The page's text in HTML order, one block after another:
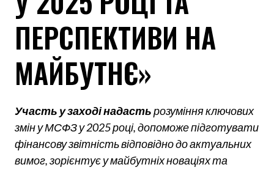
ПЕРСПЕКТИВИ НА
МАЙБУТНЄ»
Участь у заході надастьрозуміння ключових
змін у МСФЗ у 2025 році, допоможе підготувати
фінансову звітність відповідно до актуальних
вимог, зорієнтує у майбутніх новаціях та